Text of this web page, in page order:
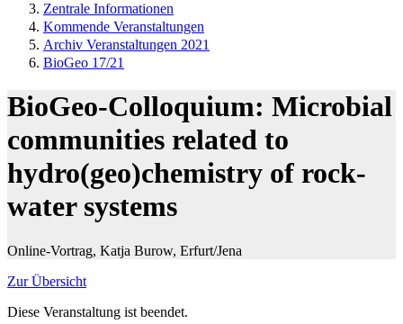
Zentrale Informationen
Kommende Veranstaltungen
Archiv Veranstaltungen 2021
BioGeo 17/21
BioGeo-Colloquium: Microbial
communities related to
hydro(geo)chemistry of rock-
water systems
Online-Vortrag, Katja Burow, Erfurt/Jena
Zur Übersicht
Diese Veranstaltung ist beendet.